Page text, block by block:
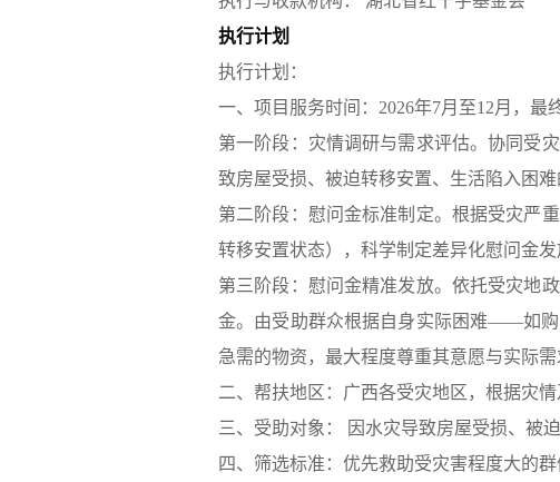
执行计划
执行计划：
一、项目服务时间：2026年7月至12月，最
第一阶段：灾情调研与需求评估。协同受
致房屋受损、被迫转移安置、生活陷入困难
第二阶段：慰问金标准制定。根据受灾严
转移安置状态），科学制定差异化慰问金发
第三阶段：慰问金精准发放。依托受灾地
金。由受助群众根据自身实际困难——如
急需的物资，最大程度尊重其意愿与实际需
二、帮扶地区：广西各受灾地区，根据灾情
三、受助对象： 因水灾导致房屋受损、被
四、筛选标准：优先救助受灾害程度大的群